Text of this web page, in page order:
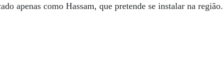
apenas como Hassam, que pretende se instalar na região.